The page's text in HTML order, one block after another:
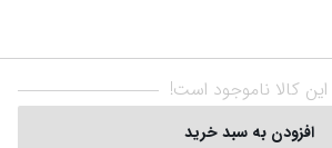
این کالا ناموجود است!
افزودن به سبد خرید